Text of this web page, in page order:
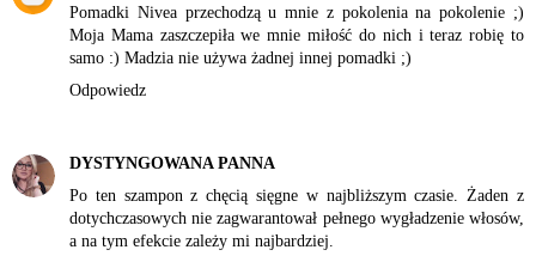
Pomadki Nivea przechodzą u mnie z pokolenia na pokolenie ;)
Moja Mama zaszczepiła we mnie miłość do nich i teraz robię to
samo :) Madzia nie używa żadnej innej pomadki ;)
Odpowiedz
DYSTYNGOWANA PANNA
Po ten szampon z chęcią sięgne w najbliższym czasie. Żaden z
dotychczasowych nie zagwarantował pełnego wygładzenie włosów,
a na tym efekcie zależy mi najbardziej.